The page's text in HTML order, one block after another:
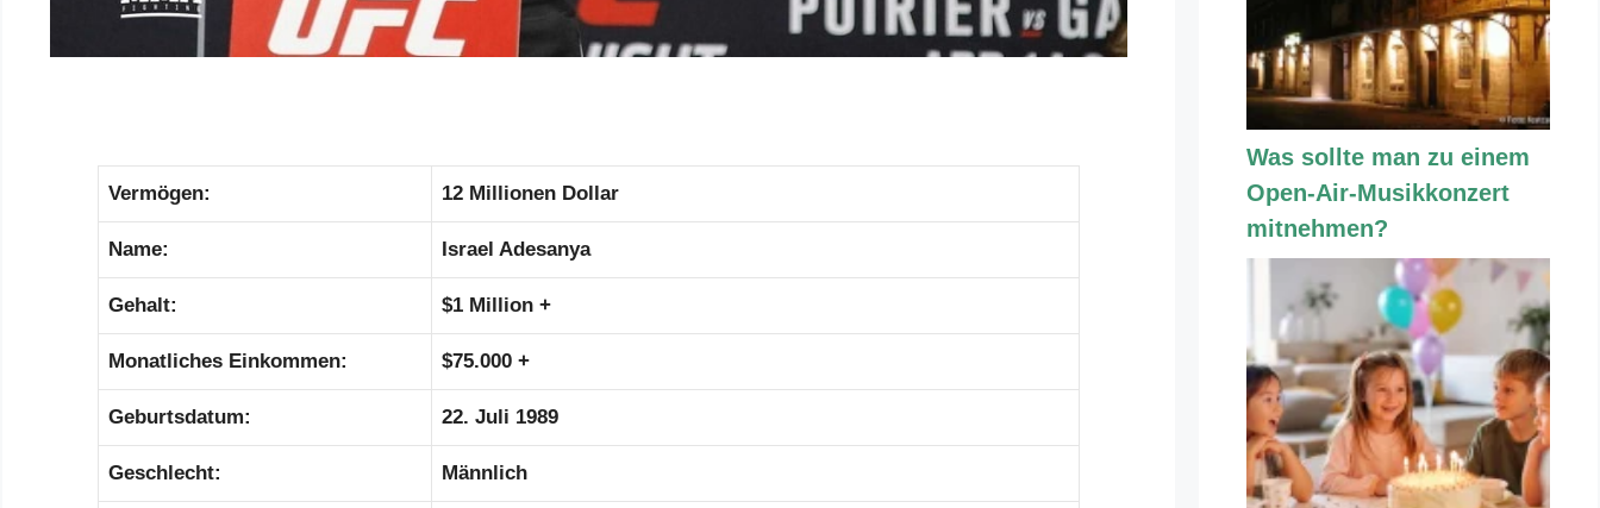
Vermögen: 12 Millionen Dollar
Name: Israel Adesanya
Gehalt: $1 Million +
Monatliches Einkommen: $75.000 +
Geburtsdatum: 22. Juli 1989
Geschlecht: Männlich
Was sollte man zu einem
Open-Air-Musikkonzert
mitnehmen?